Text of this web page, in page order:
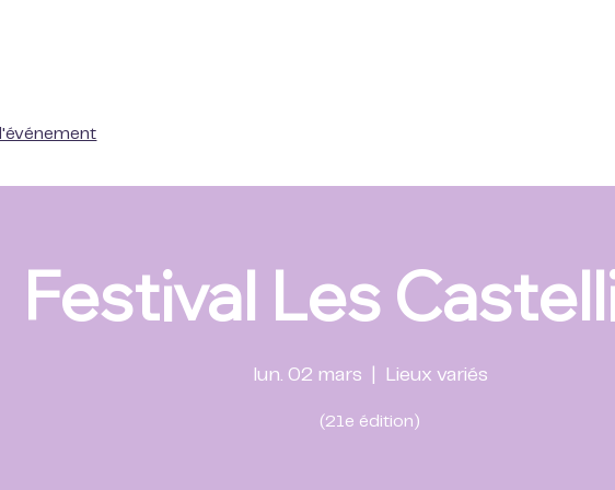
Festival Les
lun. 02 mars Lieux variés
(21e édition)